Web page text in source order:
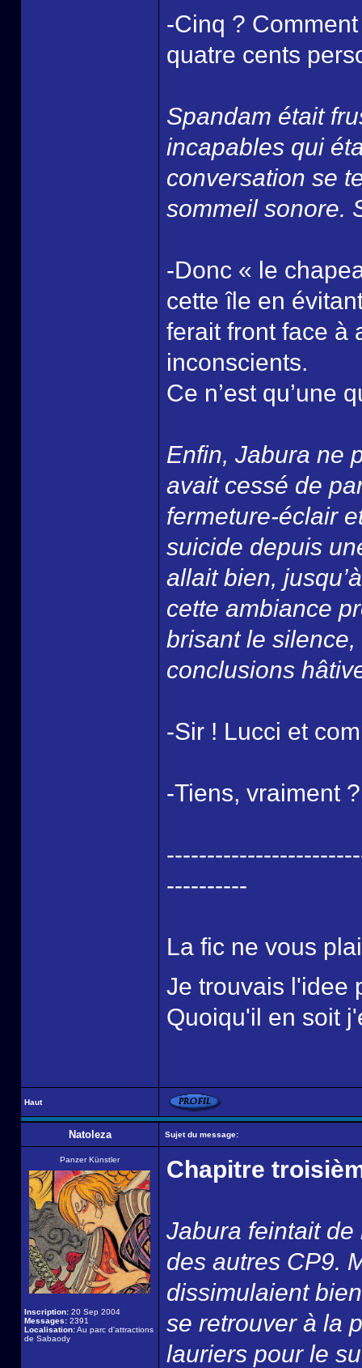
-Cinq ?
quatre cents
Spandam était
incapables qui
conversation se
sommeil sonore.
-Donc « le
cette île en
ferait front face à
inconscients.
Ce n’est qu’une
Enfin, Jabura ne
avait cessé de
fermeture-éclair
suicide depuis
allait bien,
cette ambiance
brisant le silence,
conclusions
-Sir ! Lucci et
-Tiens, vraiment
----------
La fic ne vous
Je trouvais l'idee
Quoiqu'il en soit
Haut
Natoleza Sujet du message:
Panzer Künstler
Inscription: 20 Sep 2004
Messages: 2391
Localisation:Au parc d'attractions
de Sabaody
Chapitre
Jabura feintait
des autres CP9.
dissimulaient
se retrouver à la
lauriers pour le